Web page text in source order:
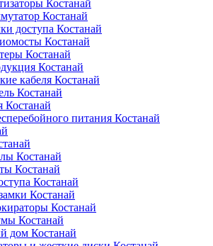
Костанай
Костанай
доступа Костанай
Костанай
Костанай
Костанай
кабеля Костанай
Костанай
Костанай
питания Костанай
Костанай
Костанай
Костанай
Костанай
Костанай
Костанай
дом Костанай